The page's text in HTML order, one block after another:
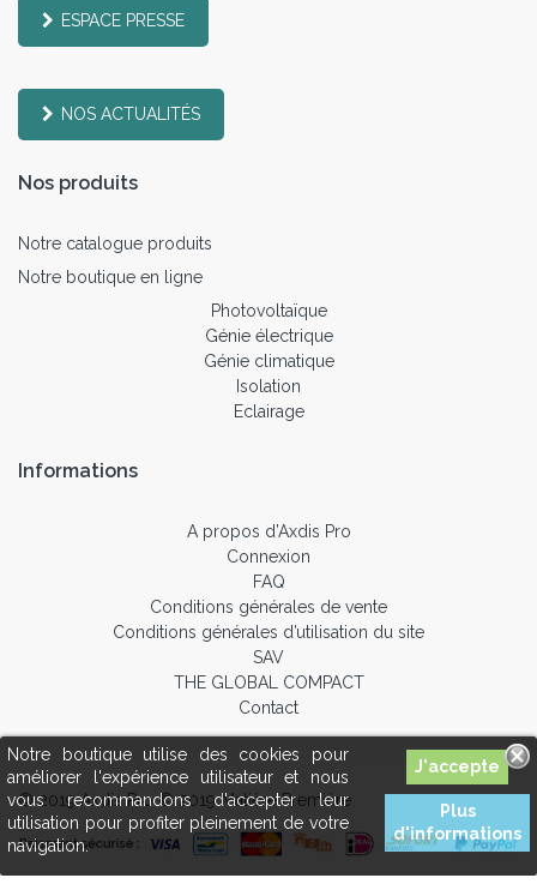
Notre boutique utilise des cookies pour
améliorer l'expérience utilisateur et nous
vous recommandons d'accepter leur
utilisation pour profiter pleinement de votre
navigation.
Plus
d'informations
ESPACE PRESSE
NOS ACTUALITÉS
Nos produits
Notre catalogue produits
Notre boutique en ligne
Photovoltaïque
Génie électrique
Génie climatique
Isolation
Eclairage
Informations
A propos d’Axdis Pro
Connexion
FAQ
Conditions générales de vente
Conditions générales d’utilisation du site
SAV
THE GLOBAL COMPACT
Contact
© 2019 Axdis Pro © 2019 Matière Première